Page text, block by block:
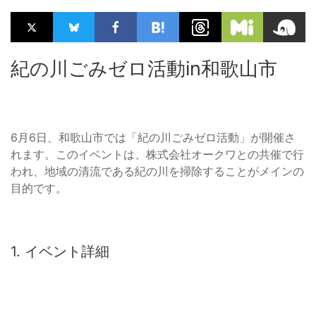
紀の川ごみゼロ活動in和歌山市
6月6日、和歌山市では「紀の川ごみゼロ活動」が開催さ
れます。このイベントは、株式会社オークワとの共催で行
われ、地域の清流である紀の川を掃除することがメインの
目的です。
1. イベント詳細